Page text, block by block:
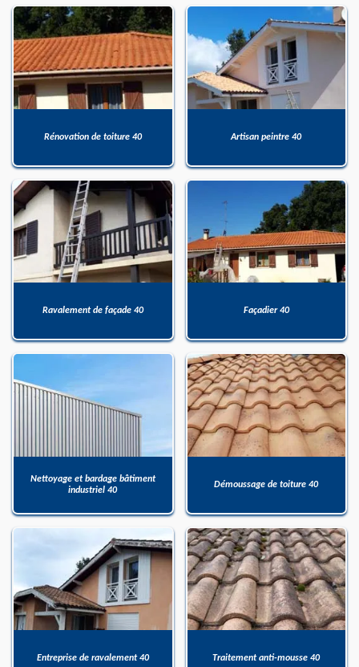
Rénovation de toiture 40 Artisan peintre 40
Ravalement de façade 40 Façadier 40
Nettoyage et bardage bâtiment
industriel 40
Démoussage de toiture 40
Entreprise de ravalement 40 Traitement anti-mousse 40